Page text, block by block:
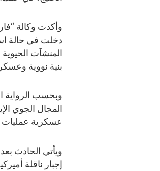
وأكدت وكالة
دخلت في حالة
المنشآت
بنية نووية
وبحسب الرواية
المجال الجوي
عسكرية عمليات
ويأتي الحادث
إجبار ناقلة